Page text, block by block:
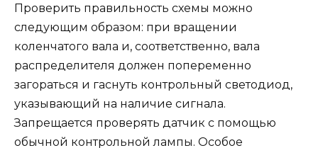
Проверить правильность схемы можно
следующим образом: при вращении
коленчатого вала и, соответственно, вала
распределителя должен попеременно
загораться и гаснуть контрольный светодиод,
указывающий на наличие сигнала.
Запрещается проверять датчик с помощью
обычной контрольной лампы. Особое